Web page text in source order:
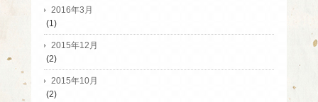
2016年3月
(1)
2015年12月
(2)
2015年10月
(2)